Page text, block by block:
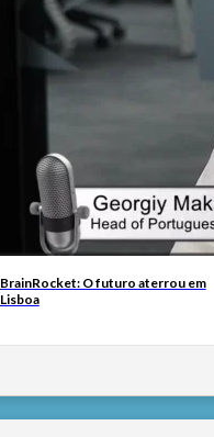
BrainRocket: O futuro aterrou em
Lisboa